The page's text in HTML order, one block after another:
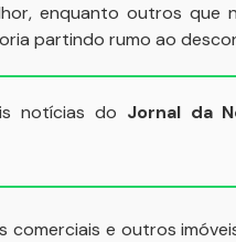
enquanto outros que
partindo rumo ao
notícias do Jornal da
comerciais e outros